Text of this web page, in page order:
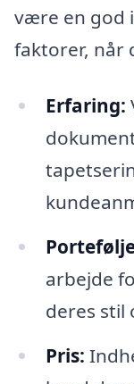
være en god
faktorer, når
Erfaring:
arbejde
deres stil
Pris: